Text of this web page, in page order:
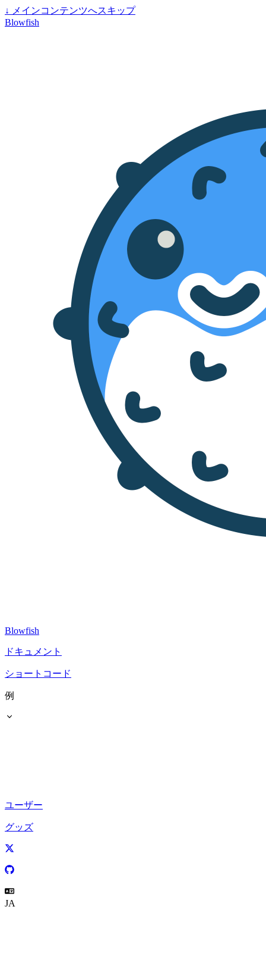
↓ メインコンテンツへスキップ
Blowfish
Blowfish
ドキュメント
ショートコード
例
ユーザー
グッズ
JA